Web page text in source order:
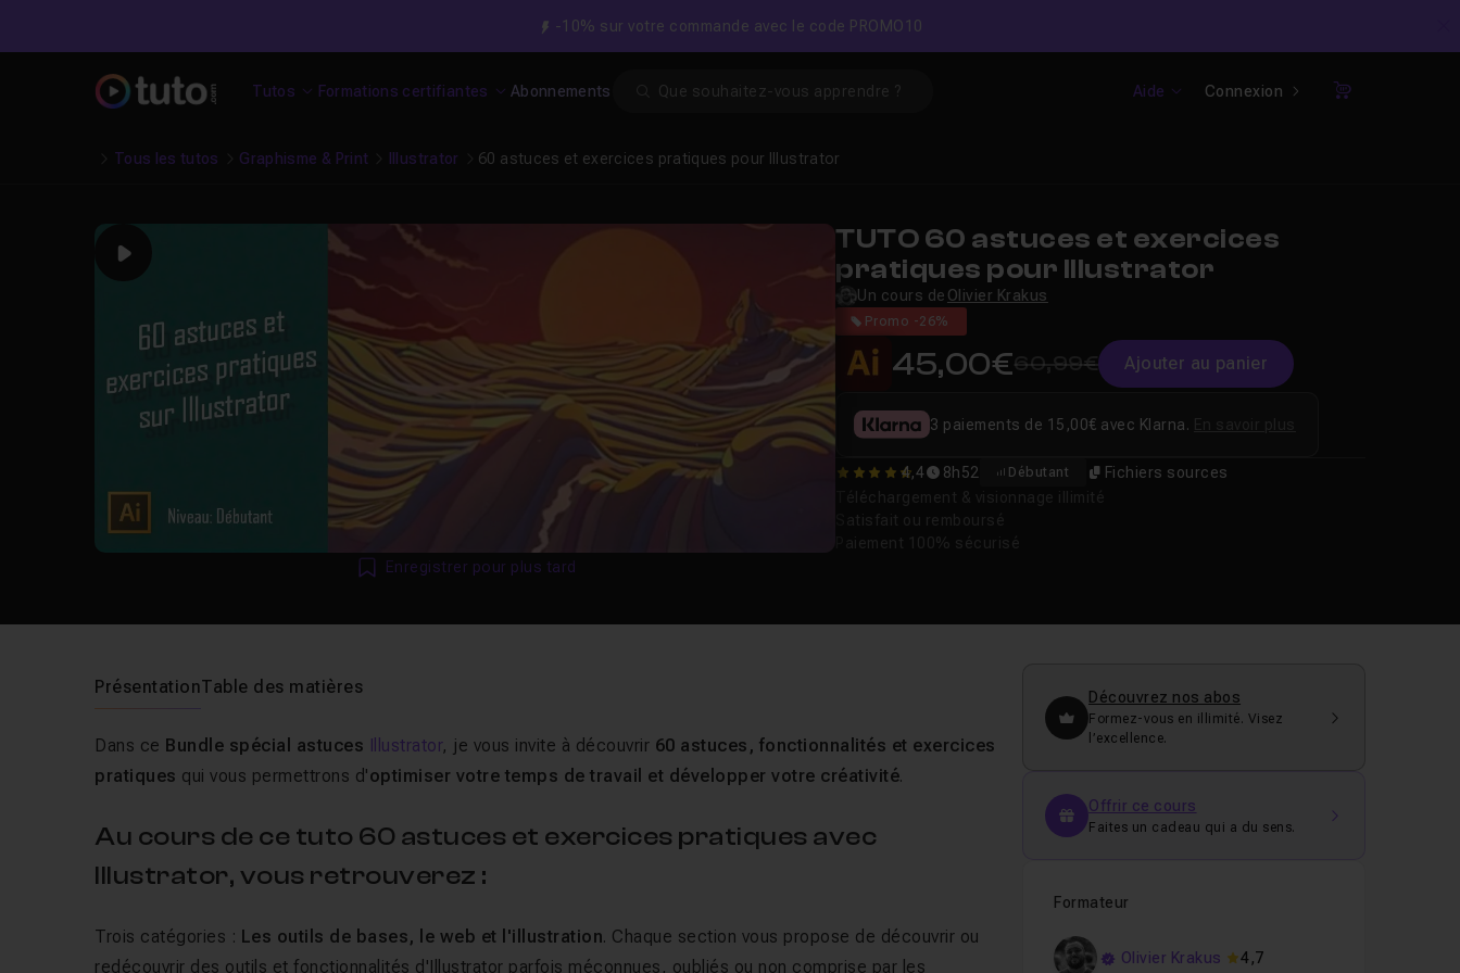
-10% sur votre commande avec le code PROMO10
Tutos Formations certifiantes Abonnements Aide Connexion
Panier
Tous les tutos Graphisme & Print Illustrator 60 astuces et exercices pratiques pour Illustrator
Play
Enregistrer pour plus tard
TUTO 60 astuces et exercices
pratiques pour Illustrator
Un cours de Olivier Krakus
Promo -26%
45,00€60,99€ Ajouter au panier
4.4285714285714
4,4 8h52 Débutant Fichiers sources
3 paiements de 15,00€ avec Klarna.
PrésentationTable des matières
Dans ce Bundle spécial astuces Illustrator, je vous invite à découvrir 60 astuces, fonctionnalités et exercices
pratiques qui vous permettrons d'optimiser votre temps de travail et développer votre créativité.
Au cours de ce tuto 60 astuces et exercices pratiques avec
Illustrator, vous retrouverez :
Trois catégories : Les outils de bases, le web et l'illustration. Chaque section vous propose de découvrir ou
redécouvrir des outils et fonctionnalités d'Illustrator parfois méconnues, oubliés ou non comprise par les
Découvrez nos abos
Formez-vous en illimité. Visez
l’excellence.
Offrir ce cours
Faites un cadeau qui a du sens.
Formateur
Olivier Krakus 4,7